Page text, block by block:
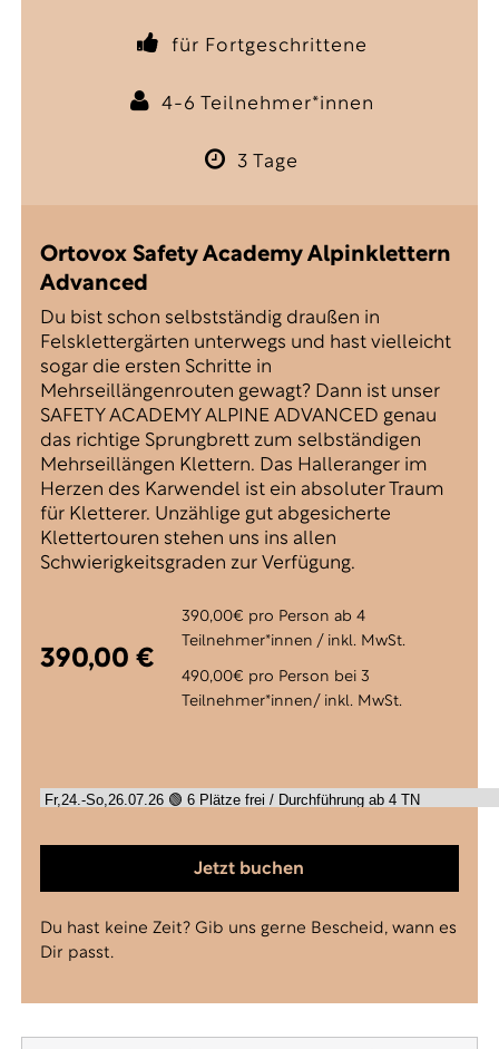
für Fortgeschrittene
4-6 Teilnehmer*innen
3 Tage
Ortovox Safety Academy Alpinklettern
Advanced
Du bist schon selbstständig draußen in
Felsklettergärten unterwegs und hast vielleicht
sogar die ersten Schritte in
Mehrseillängenrouten gewagt? Dann ist unser
SAFETY ACADEMY ALPINE ADVANCED genau
das richtige Sprungbrett zum selbständigen
Mehrseillängen Klettern. Das Halleranger im
Herzen des Karwendel ist ein absoluter Traum
für Kletterer. Unzählige gut abgesicherte
Klettertouren stehen uns ins allen
Schwierigkeitsgraden zur Verfügung.
390,00 €
390,00€ pro Person ab 4
Teilnehmer*innen / inkl. MwSt.
490,00€ pro Person bei 3
Teilnehmer*innen/ inkl. MwSt.
Jetzt buchen
Du hast keine Zeit? Gib uns gerne Bescheid, wann es
Dir passt.